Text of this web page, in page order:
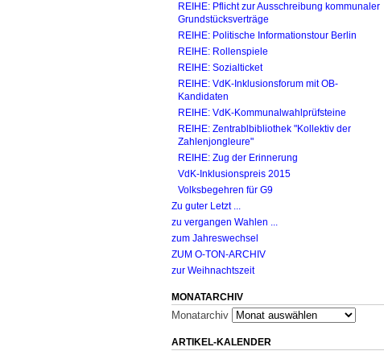
REIHE: Pflicht zur Ausschreibung kommunaler
Grundstücksverträge
REIHE: Politische Informationstour Berlin
REIHE: Rollenspiele
REIHE: Sozialticket
REIHE: VdK-Inklusionsforum mit OB-
Kandidaten
REIHE: VdK-Kommunal­wahl­prüfsteine
REIHE: Zentrablbibliothek "Kollektiv der
Zahlenjong­leure"
REIHE: Zug der Erinnerung
VdK-Inklusionspreis 2015
Volksbegehren für G9
Zu guter Letzt ...
zu vergangen Wahlen ...
zum Jahreswechsel
ZUM O-TON-ARCHIV
zur Weihnachtszeit
MONATARCHIV
Monatarchiv
ARTIKEL-KALENDER